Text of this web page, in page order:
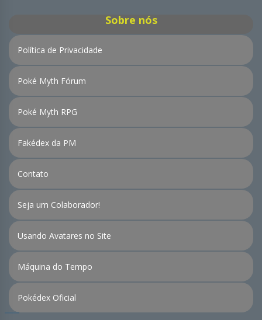
Sobre nós
Política de Privacidade
Poké Myth Fórum
Poké Myth RPG
Fakédex da PM
Contato
Seja um Colaborador!
Usando Avatares no Site
Máquina do Tempo
Pokédex Oficial